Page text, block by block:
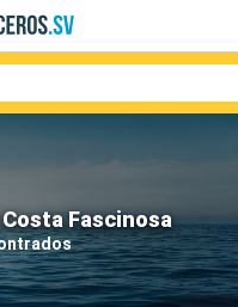
Fascinosa